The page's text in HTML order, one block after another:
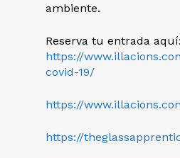
ambiente.
Reserva tu entrada aquí:
https://
covid-19/
https://
https://